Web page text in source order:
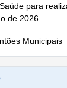
para
de 2026
Municipais